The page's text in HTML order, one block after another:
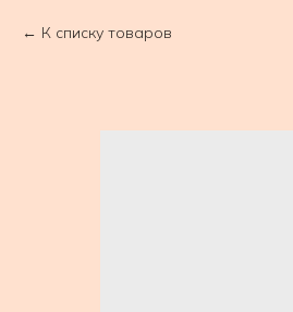
К списку товаров